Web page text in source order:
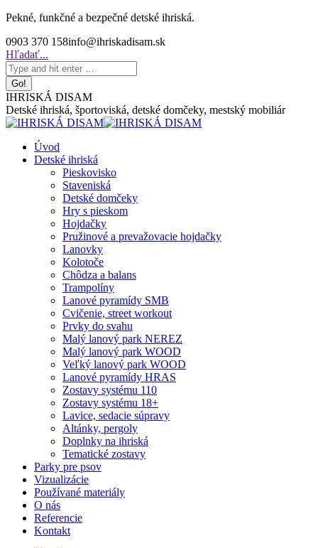
Skip
content
Pekné, funkčné a bezpečné detské ihriská.
0903 370 158info@ihriskadisam.sk
Search:
Hľadať...
IHRISKÁ DISAM
Detské ihriská, športoviská, detské domčeky, mestský mobiliár
Úvod
Detské ihriská
Pieskovisko
Staveniská
Detské domčeky
Hry s pieskom
Hojdačky
Pružinové a prevažovacie hojdačky
Lanovky
Kolotoče
Chôdza a balans
Trampolíny
Lanové pyramídy SMB
Cvičenie, street workout
Prvky do svahu
Malý lanový park NEREZ
Malý lanový park WOOD
Veľký lanový park WOOD
Lanové pyramídy HRAS
Zostavy systému 110
Zostavy systému 18+
Lavice, sedacie súpravy
Altánky, pergoly
Doplnky na ihriská
Tematické zostavy
Parky pre psov
Vizualizácie
Používané materiály
O nás
Referencie
Kontakt